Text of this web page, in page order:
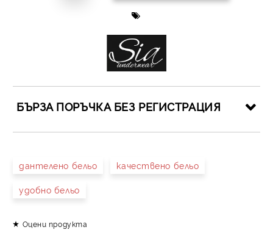
БЪРЗА ПОРЪЧКА БЕЗ РЕГИСТРАЦИЯ
дантелено бельо качествено бельо
удобно бельо
Оцени продукта